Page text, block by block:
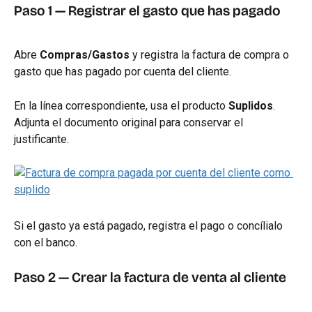
Paso 1 — Registrar el gasto que has pagado
Abre Compras/Gastos y registra la factura de compra o
gasto que has pagado por cuenta del cliente.
En la línea correspondiente, usa el producto Suplidos.
Adjunta el documento original para conservar el
justificante.
Si el gasto ya está pagado, registra el pago o concílialo
con el banco.
Paso 2 — Crear la factura de venta al cliente